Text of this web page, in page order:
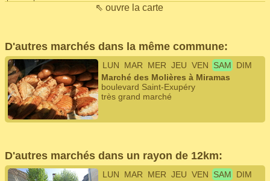
⇖ ouvre la carte
D'autres marchés dans la même commune:
LUN MAR MER JEU VEN SAM
DIM
Marché des Molières à Miramas
boulevard Saint-Exupéry
très grand marché
D'autres marchés dans un rayon de 12km:
LUN MAR MER JEU VEN SAM
DIM